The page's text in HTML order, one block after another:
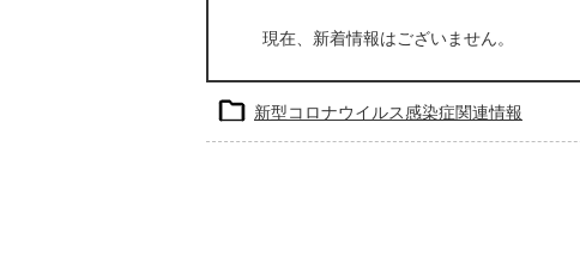
現在、新着情報はございません。
新型コロナウイルス感染症関連情報